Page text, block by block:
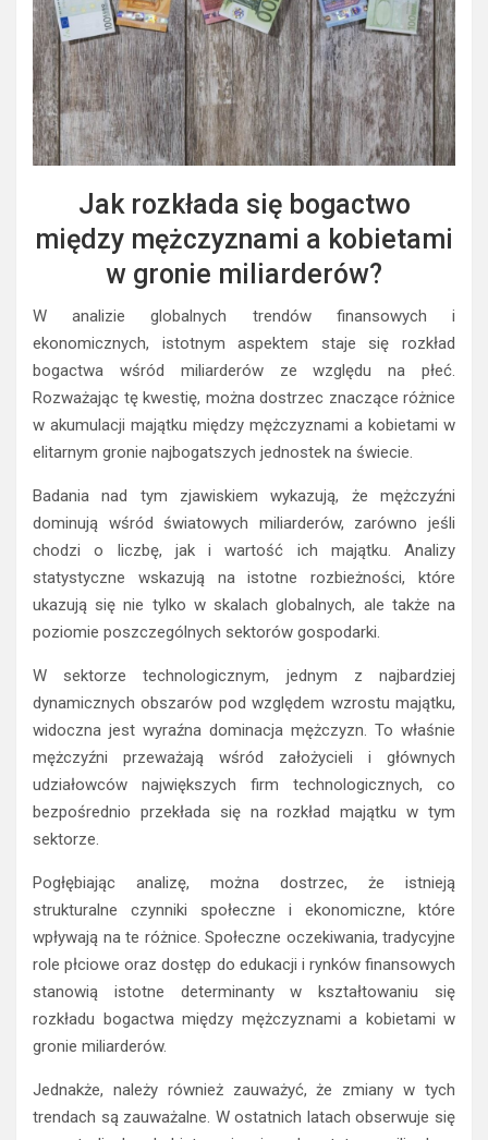
Jak rozkłada się bogactwo
między mężczyznami a kobietami
w gronie miliarderów?
W analizie globalnych trendów finansowych i
ekonomicznych, istotnym aspektem staje się rozkład
bogactwa wśród miliarderów ze względu na płeć.
Rozważając tę kwestię, można dostrzec znaczące różnice
w akumulacji majątku między mężczyznami a kobietami w
elitarnym gronie najbogatszych jednostek na świecie.
Badania nad tym zjawiskiem wykazują, że mężczyźni
dominują wśród światowych miliarderów, zarówno jeśli
chodzi o liczbę, jak i wartość ich majątku. Analizy
statystyczne wskazują na istotne rozbieżności, które
ukazują się nie tylko w skalach globalnych, ale także na
poziomie poszczególnych sektorów gospodarki.
W sektorze technologicznym, jednym z najbardziej
dynamicznych obszarów pod względem wzrostu majątku,
widoczna jest wyraźna dominacja mężczyzn. To właśnie
mężczyźni przeważają wśród założycieli i głównych
udziałowców największych firm technologicznych, co
bezpośrednio przekłada się na rozkład majątku w tym
sektorze.
Pogłębiając analizę, można dostrzec, że istnieją
strukturalne czynniki społeczne i ekonomiczne, które
wpływają na te różnice. Społeczne oczekiwania, tradycyjne
role płciowe oraz dostęp do edukacji i rynków finansowych
stanowią istotne determinanty w kształtowaniu się
rozkładu bogactwa między mężczyznami a kobietami w
gronie miliarderów.
Jednakże, należy również zauważyć, że zmiany w tych
trendach są zauważalne. W ostatnich latach obserwuje się